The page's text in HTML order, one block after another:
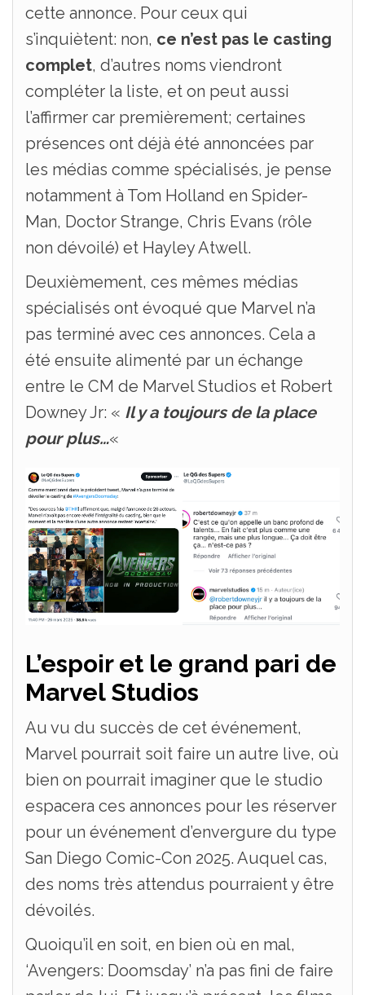
cette annonce. Pour ceux qui
s’inquiètent: non, ce n’est pas le casting
complet, d’autres noms viendront
compléter la liste, et on peut aussi
l’affirmer car premièrement; certaines
présences ont déjà été annoncées par
les médias comme spécialisés, je pense
notamment à Tom Holland en Spider-
Man, Doctor Strange, Chris Evans (rôle
non dévoilé) et Hayley Atwell.
Deuxièmement, ces mêmes médias
spécialisés ont évoqué que Marvel n’a
pas terminé avec ces annonces. Cela a
été ensuite alimenté par un échange
entre le CM de Marvel Studios et Robert
Downey Jr: « Il y a toujours de la place
pour plus…«
L’espoir et le grand pari de
Marvel Studios
Au vu du succès de cet événement,
Marvel pourrait soit faire un autre live, où
bien on pourrait imaginer que le studio
espacera ces annonces pour les réserver
pour un événement d’envergure du type
San Diego Comic-Con 2025. Auquel cas,
des noms très attendus pourraient y être
dévoilés.
Quoiqu’il en soit, en bien où en mal,
‘Avengers: Doomsday’ n’a pas fini de faire